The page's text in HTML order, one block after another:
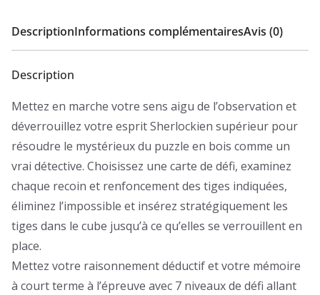
DescriptionInformations complémentairesAvis (0)
Description
Mettez en marche votre sens aigu de l’observation et
déverrouillez votre esprit Sherlockien supérieur pour
résoudre le mystérieux du puzzle en bois comme un
vrai détective. Choisissez une carte de défi, examinez
chaque recoin et renfoncement des tiges indiquées,
éliminez l’impossible et insérez stratégiquement les
tiges dans le cube jusqu’à ce qu’elles se verrouillent en
place.
Mettez votre raisonnement déductif et votre mémoire
à court terme à l’épreuve avec 7 niveaux de défi allant